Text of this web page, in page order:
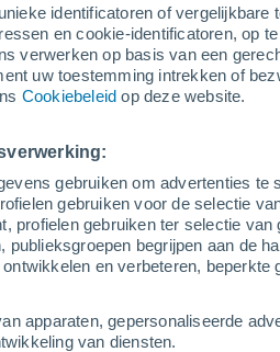
identificatoren of vergelijkbare
en cookie-identificatoren, op
verwerken op basis van een
uw toestemming intrekken of
Cookiebeleid op deze website.
gebruiken om advertenties te
gebruiken voor de selectie
profielen gebruiken ter selectie van
begrijpen aan de
en verbeteren, beperkte
apparaten, gepersonaliseerde
van diensten.
22°
Córdoba
Montilla
Montoro
38°
22°
Puente
Genil
35°
Rute